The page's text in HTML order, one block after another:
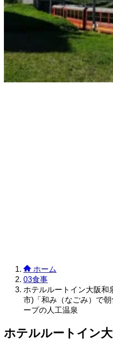
ホーム
03食事
ホテルルートイン大阪和
市)「和み（なごみ）で
ープの人工温泉
ホテルルートイン